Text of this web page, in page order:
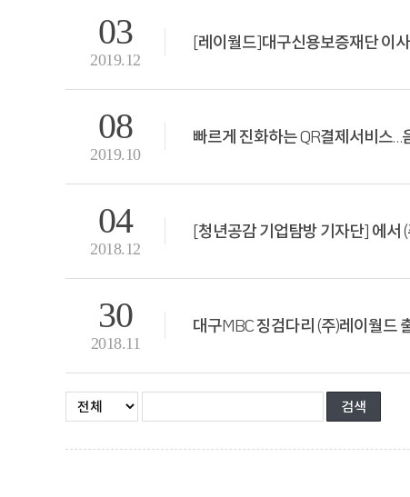
03
2019.12
[레이월드]대구신용보증재단 이
08
2019.10
빠르게 진화하는 QR결제서비스…
04
2018.12
[청년공감 기업탐방 기자단] 에서
30
2018.11
대구MBC 징검다리 (주)레이월드